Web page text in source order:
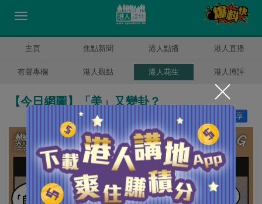
主頁 焦點新聞 港人點播 港人直播
有聲專欄 港人觀點 港人花生 港人博評
【今日網圖】「美」又變卦？
分享